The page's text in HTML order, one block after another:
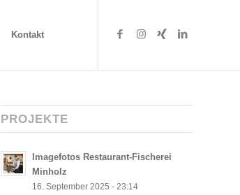
Kontakt
PROJEKTE
Imagefotos Restaurant-Fischerei
Minholz
16. September 2025 - 23:14